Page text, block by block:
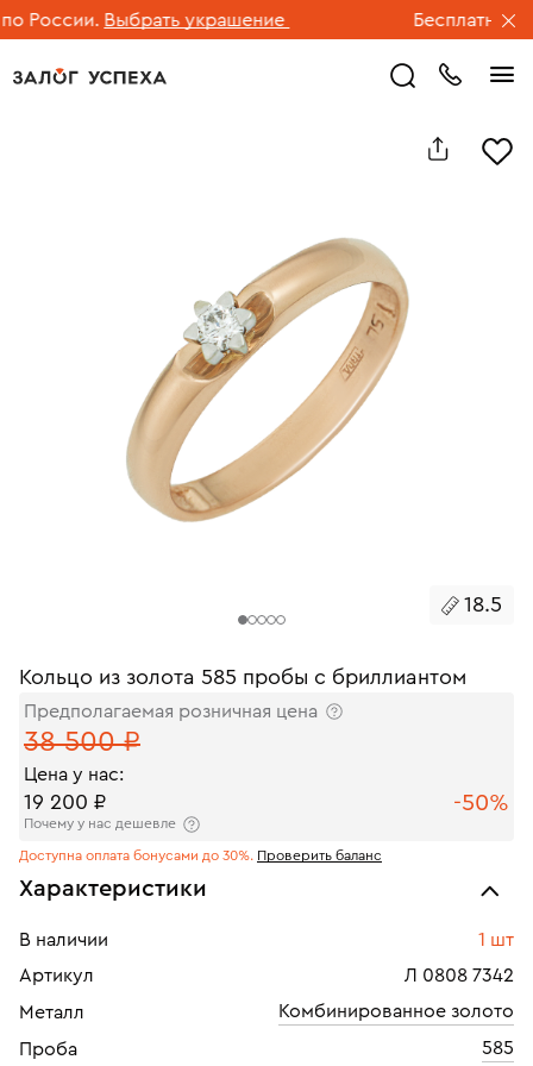
России. Выбрать украшение Бесплатная
18.5
Кольцо из золота 585 пробы с бриллиантом
Предполагаемая розничная цена
38 500 ₽
Цена у нас:
19 200 ₽ -50%
Почему у нас дешевле
Доступна оплата бонусами до 30%. Проверить баланс
Характеристики
В наличии
1 шт
Артикул
Л 0808 7342
Металл
Комбинированное золото
Проба
585